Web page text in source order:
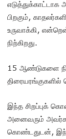
பிறகும்,
உருவாக்கி,
நிற்கிறது.
15 ஆண்டுகளை
திரையரங்குகளில்
இந்த சிறப்புக்
அனைவரும்
கொண்டதுடன்,